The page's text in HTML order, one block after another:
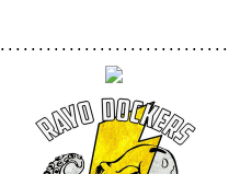
..............................